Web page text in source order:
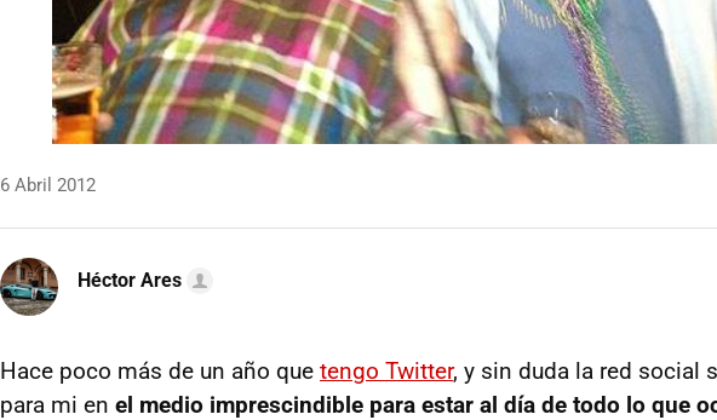
6 Abril 2012
Héctor Ares
Hace poco más de un año que tengo Twitter, y sin duda la red social
para mi en el medio imprescindible para estar al día de todo lo que